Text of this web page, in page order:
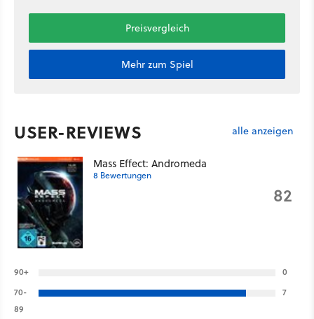
Preisvergleich
Mehr zum Spiel
USER-REVIEWS alle anzeigen
Mass Effect: Andromeda
8 Bewertungen
82
90+
0
70-
89
7